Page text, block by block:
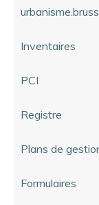
Inventaires
PCI
Registre
Plans de
Formulaires